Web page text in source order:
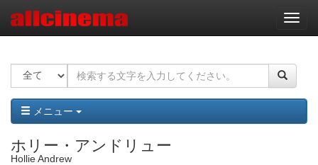
ナ
ビ
ー
ョ
ン
メニュー
ホリー・アンドリュー
Hollie Andrew